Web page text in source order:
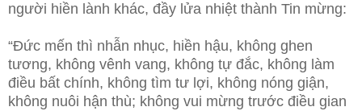
người hiền lành khác, đầy lửa nhiệt thành Tin mừng:
“Đức mến thì nhẫn nhục, hiền hậu, không ghen
tương, không vênh vang, không tự đắc, không làm
điều bất chính, không tìm tư lợi, không nóng giận,
không nuôi hận thù; không vui mừng trước điều gian